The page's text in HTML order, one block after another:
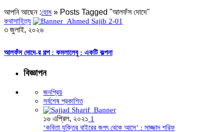
আপনি আছেন :হোম » Posts Tagged "আলফঁস দোদে"
কথাসাহিত্য
৩ জুলাই, ২০২৬
আলফঁস দোদে-র গল্প : কমলালেবু : একটি কল্পনা
বিজ্ঞাপন
জনপ্রিয়
সর্বশেষ প্রকাশিত
১৬ এপ্রিল, ২০২১ 1
‘কবিতা যুক্তির বাইরের জগৎ থেকে আসে’ : সাজ্জাদ শরিফ